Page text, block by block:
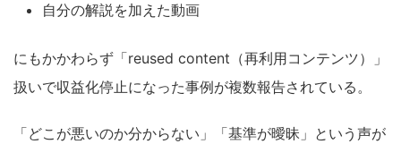
自分の解説を加えた動画
にもかかわらず「reused content（再利用コンテンツ）」
扱いで収益化停止になった事例が複数報告されている。
「どこが悪いのか分からない」「基準が曖昧」という声が